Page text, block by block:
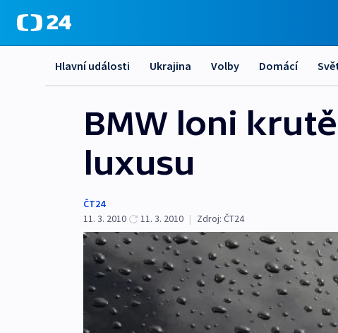
Hlavní události Ukrajina Volby Domácí
BMW loni
luxusu
ČT24
11. 3. 2010
11. 3. 2010 | Zdroj: ČT24